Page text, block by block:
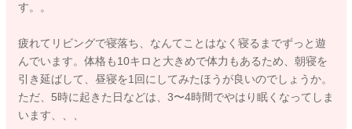
す。。
疲れてリビングで寝落ち、なんてことはなく寝るまでずっと遊
んでいます。体格も10キロと大きめで体力もあるため、朝寝を
引き延ばして、昼寝を1回にしてみたほうが良いのでしょうか。
ただ、5時に起きた日などは、3〜4時間でやはり眠くなってしま
います、、、